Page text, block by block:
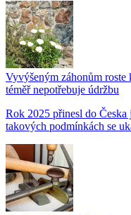
Vyvýšeným záhonům
téměř nepotřebuje údržbu
Rok 2025 přinesl do
takových podmínkách se